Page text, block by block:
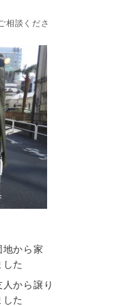
相談くださ
から家
た
から譲り
た